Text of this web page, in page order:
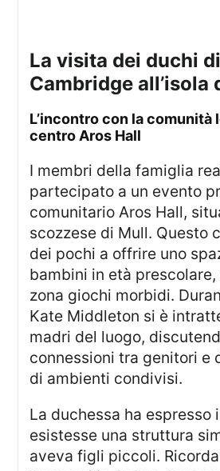
la visita dei duchi di
Cambridge all’isola
l’incontro con la comunità locale e il
centro Aros Hall
I membri della famiglia reale hanno
partecipato a un evento
comunitario Aros Hall,
scozzese di Mull. Questo
dei pochi a offrire uno
bambini in età
zona giochi morbidi.
Kate Middleton si è
madri del luogo,
connessioni tra genitori e
di ambienti condivisi.
La duchessa ha espresso il desiderio che
esistesse una struttura
aveva figli piccoli.